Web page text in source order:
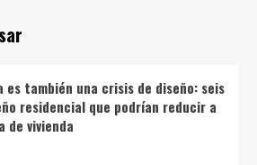
es también una crisis de diseño: seis
residencial que podrían reducir a
de vivienda